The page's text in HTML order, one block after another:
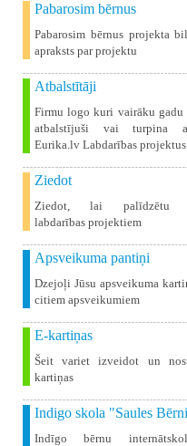
Pabarosim bērnus
Pabarosim bērnus projekta
apraksts par projektu
Atbalstītāji
Firmu logo kuri vairāku
atbalstījuši vai turpina
Eurika.lv Labdarības
Ziedot
Ziedot, lai palīdzētu
labdarības projektiem
Apsveikuma pantiņi
Dzejoļi Jūsu apsveikuma
citiem apsveikumiem
E-kartiņas
Šeit variet izveidot un
kartiņas
Indigo skola "Saules
Indīgo bērnu